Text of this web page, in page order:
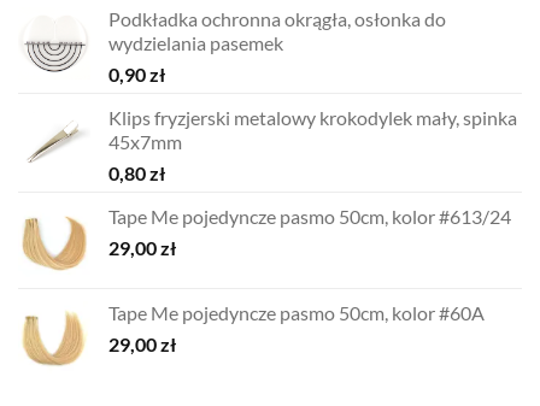
Podkładka ochronna okrągła, osłonka do
wydzielania pasemek
0,90zł
Klips fryzjerski metalowy krokodylek mały, spinka
45x7mm
0,80zł
Tape Me pojedyncze pasmo 50cm, kolor #613/24
29,00zł
Tape Me pojedyncze pasmo 50cm, kolor #60A
29,00zł